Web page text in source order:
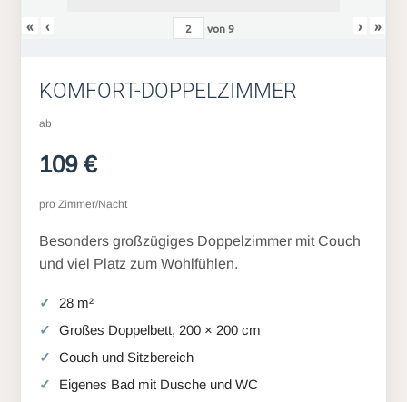
« ‹ von9 › »
KOMFORT-DOPPELZIMMER
ab
109 €
pro Zimmer/Nacht
Besonders großzügiges Doppelzimmer mit Couch
und viel Platz zum Wohlfühlen.
28 m²
Großes Doppelbett, 200 × 200 cm
Couch und Sitzbereich
Eigenes Bad mit Dusche und WC